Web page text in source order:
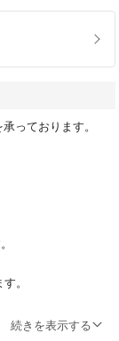
っております。
。
続きを表示する